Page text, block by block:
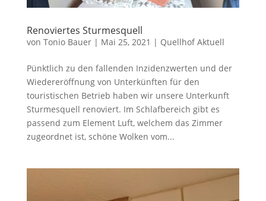
Renoviertes Sturmesquell
von Tonio Bauer| Mai 25, 2021 | Quellhof Aktuell
Pünktlich zu den fallenden Inzidenzwerten und der
Wiedereröffnung von Unterkünften für den
touristischen Betrieb haben wir unsere Unterkunft
Sturmesquell renoviert. Im Schlafbereich gibt es
passend zum Element Luft, welchem das Zimmer
zugeordnet ist, schöne Wolken vom...